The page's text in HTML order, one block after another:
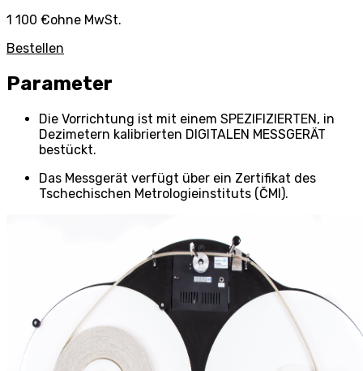
1 100 €ohne MwSt.
Bestellen
Parameter
Die Vorrichtung ist mit einem SPEZIFIZIERTEN, in
Dezimetern kalibrierten DIGITALEN MESSGERÄT
bestückt.
Das Messgerät verfügt über ein Zertifikat des
Tschechischen Metrologieinstituts (ČMI).